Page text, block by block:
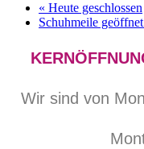
« Heute geschlossen
Schuhmeile geöffnet
Wir sind von